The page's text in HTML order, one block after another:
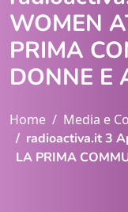
WOMEN
PRIMA
DONNE E
Home Media e
radioactiva.it 3
LA PRIMA